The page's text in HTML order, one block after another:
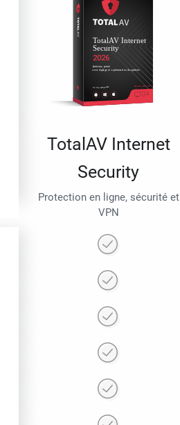
TotalAV Internet
Security
Protection en ligne, sécurité et
VPN